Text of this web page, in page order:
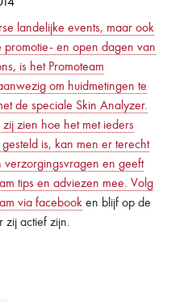
landelijke events, maar ook
promotie- en open dagen van
is het Promoteam
om huidmetingen te
de speciale Skin Analyzer.
zien hoe het met ieders
is, kan men er terecht
verzorgingsvragen en geeft
tips en adviezen mee. Volg
via facebook en blijf op de
zij actief zijn.